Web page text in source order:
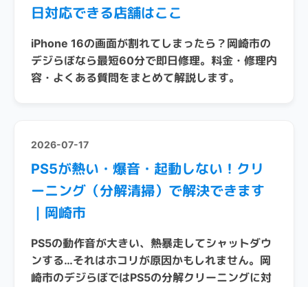
日対応できる店舗はここ
iPhone 16の画面が割れてしまったら？岡崎市の
デジらぼなら最短60分で即日修理。料金・修理内
容・よくある質問をまとめて解説します。
2026-07-17
PS5が熱い・爆音・起動しない！クリ
ーニング（分解清掃）で解決できます
｜岡崎市
PS5の動作音が大きい、熱暴走してシャットダウ
ンする…それはホコリが原因かもしれません。岡
崎市のデジらぼではPS5の分解クリーニングに対